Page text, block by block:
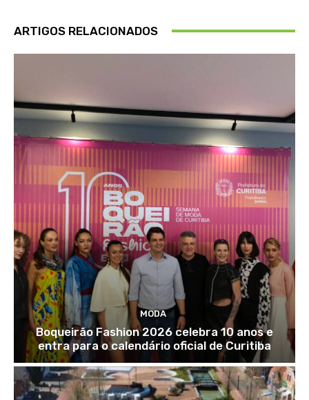
ARTIGOS RELACIONADOS
MODA
Boqueirão Fashion 2026 celebra 10 anos e
entra para o calendário oficial de Curitiba